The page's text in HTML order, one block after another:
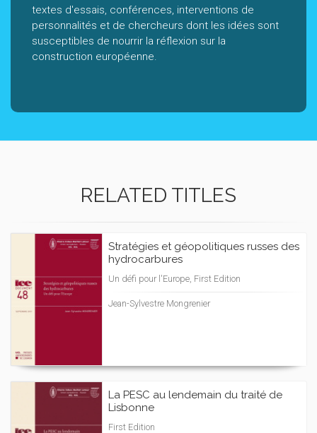
textes d'essais, conférences, interventions de
personnalités et de chercheurs dont les idées sont
susceptibles de nourrir la réflexion sur la
construction européenne.
RELATED TITLES
Stratégies et géopolitiques russes des
hydrocarbures
Un défi pour l'Europe, First Edition
Jean-Sylvestre Mongrenier
La PESC au lendemain du traité de
Lisbonne
First Edition